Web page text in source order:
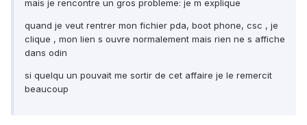
mais je rencontre un gros probleme: je m explique
quand je veut rentrer mon fichier pda, boot phone, csc , je
clique , mon lien s ouvre normalement mais rien ne s affiche
dans odin
si quelqu un pouvait me sortir de cet affaire je le remercit
beaucoup